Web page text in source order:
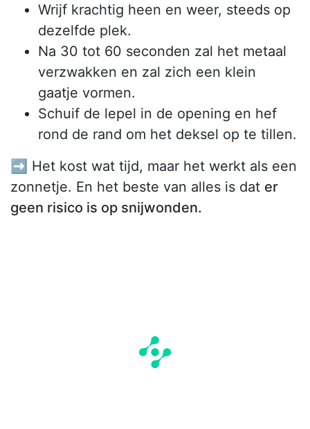
Wrijf krachtig heen en weer, steeds op
dezelfde plek.
Na 30 tot 60 seconden zal het metaal
verzwakken en zal zich een klein
gaatje vormen.
Schuif de lepel in de opening en hef
rond de rand om het deksel op te tillen.
➡️ Het kost wat tijd, maar het werkt als een
zonnetje. En het beste van alles is dat er
geen risico is op snijwonden.